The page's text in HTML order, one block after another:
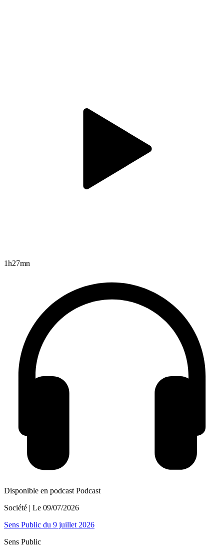
1h27mn
Disponible en podcast Podcast
Société | Le 09/07/2026
Sens Public du 9 juillet 2026
Sens Public